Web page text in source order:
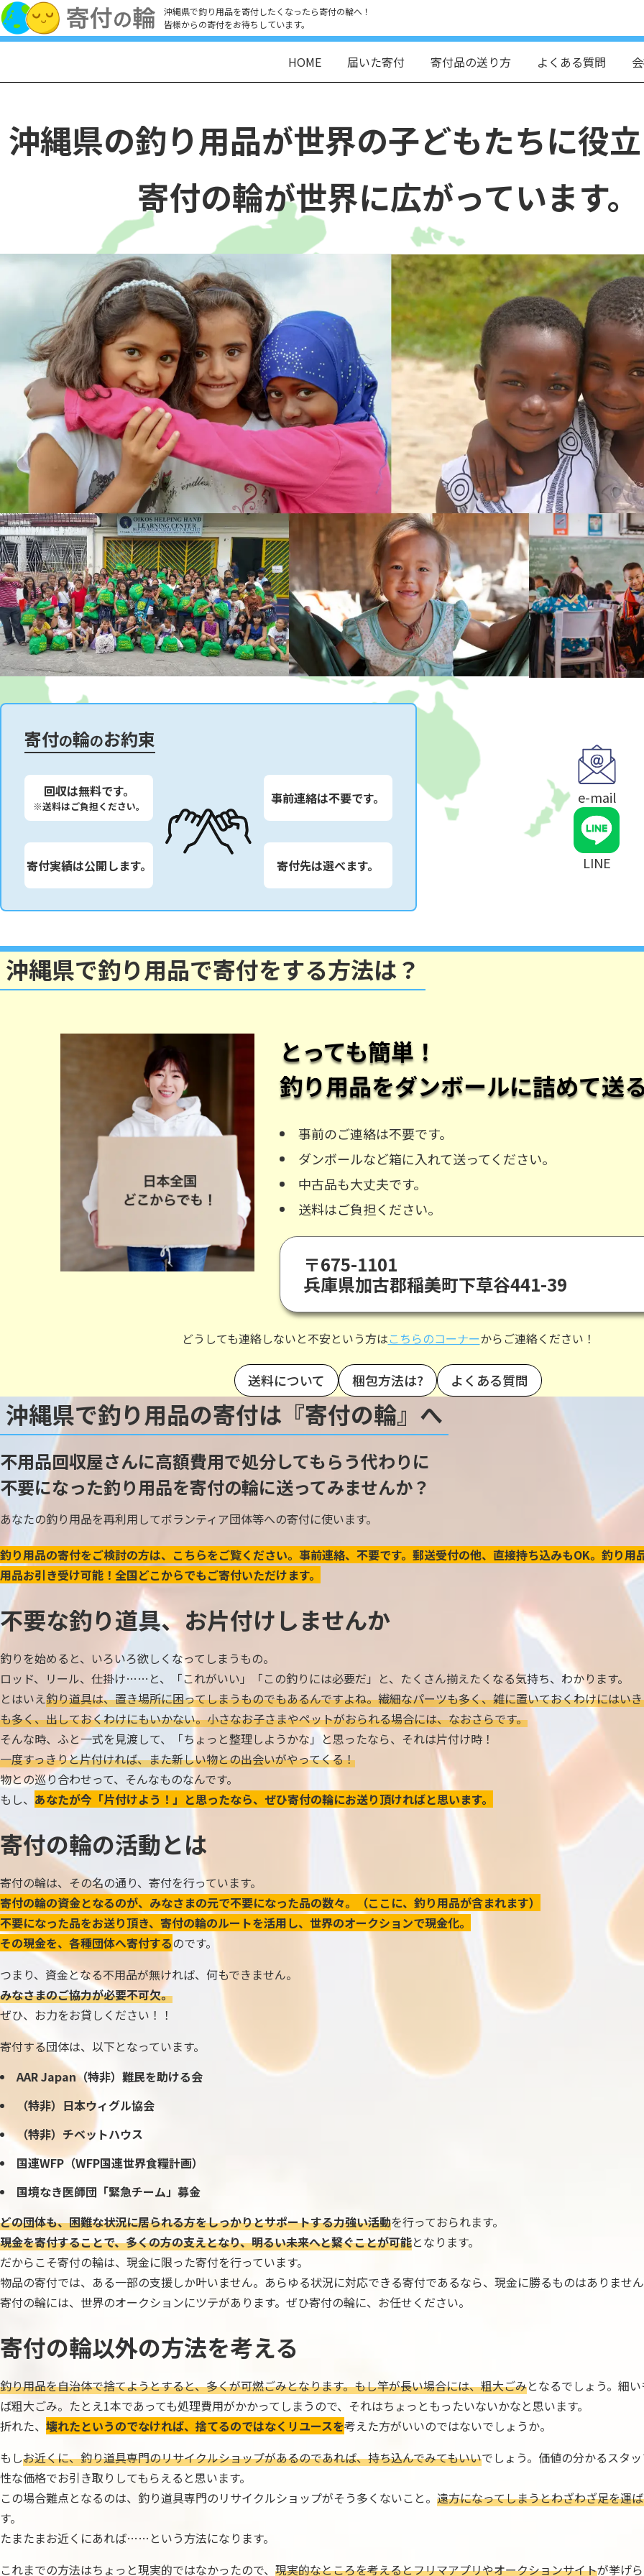
沖縄県で釣り用品を寄付したくなったら寄付の輪へ！
皆様からの寄付をお待ちしています。
HOME 届いた寄付 寄付品の送り方 よくある質問
沖縄県の釣り用品が世界の子どもたちに役
寄付の輪が世界に広がっています。
寄付の輪のお約束
回収は無料です。
※送料はご負担ください。 事前連絡は不要です。
寄付実績は公開します。 寄付先は選べます。
e-mail
LINE
沖縄県で釣り用品で寄付をする方法は？
とっても簡単！
釣り用品をダンボールに詰めて送
事前のご連絡は不要です。
ダンボールなど箱に入れて送ってください。
中古品も大丈夫です。
送料はご負担ください。
〒675-1101
兵庫県加古郡稲美町下草谷441-39
どうしても連絡しないと不安という方はこちらのコーナーからご連絡ください！
送料について 梱包方法は? よくある質問
沖縄県で釣り用品の寄付は『寄付の輪』へ
不用品回収屋さんに高額費用で処分してもらう代わりに
不要になった釣り用品を寄付の輪に送ってみませんか？
あなたの釣り用品を再利用してボランティア団体等への寄付に使います。
釣り用品の寄付をご検討の方は、こちらをご覧ください。事前連絡、不要です。郵送受付の他、直接持ち込みもOK。釣り用
用品お引き受け可能！全国どこからでもご寄付いただけます。
不要な釣り道具、お片付けしませんか
釣りを始めると、いろいろ欲しくなってしまうもの。
ロッド、リール、仕掛け……と、「これがいい」「この釣りには必要だ」と、たくさん揃えたくなる気持ち、わかります。
とはいえ釣り道具は、置き場所に困ってしまうものでもあるんですよね。繊細なパーツも多く、雑に置いておくわけにはい
も多く、出しておくわけにもいかない。小さなお子さまやペットがおられる場合には、なおさらです。
そんな時、ふと一式を見渡して、「ちょっと整理しようかな」と思ったなら、それは片付け時！
一度すっきりと片付ければ、また新しい物との出会いがやってくる！
物との巡り合わせって、そんなものなんです。
もし、 あなたが今「片付けよう！」と思ったなら、ぜひ寄付の輪にお送り頂ければと思います。
寄付の輪の活動とは
寄付の輪は、その名の通り、寄付を行っています。
寄付の輪の資金となるのが、みなさまの元で不要になった品の数々。（ここに、釣り用品が含まれます）
不要になった品をお送り頂き、寄付の輪のルートを活用し、世界のオークションで現金化。
その現金を、各種団体へ寄付するのです。
つまり、資金となる不用品が無ければ、何もできません。
みなさまのご協力が必要不可欠。
ぜひ、お力をお貸しください！！
寄付する団体は、以下となっています。
AAR Japan（特非）難民を助ける会
（特非）日本ウィグル協会
（特非）チベットハウス
国連WFP（WFP国連世界食糧計画）
国境なき医師団「緊急チーム」募金
どの団体も、困難な状況に居られる方をしっかりとサポートする力強い活動を行っておられます。
現金を寄付することで、多くの方の支えとなり、明るい未来へと繋ぐことが可能となります。
だからこそ寄付の輪は、現金に限った寄付を行っています。
物品の寄付では、ある一部の支援しか叶いません。あらゆる状況に対応できる寄付であるなら、現金に勝るものはありませ
寄付の輪には、世界のオークションにツテがあります。ぜひ寄付の輪に、お任せください。
寄付の輪以外の方法を考える
釣り用品を自治体で捨てようとすると、多くが可燃ごみとなります。もし竿が長い場合には、粗大ごみとなるでしょう。細
ば粗大ごみ。たとえ1本であっても処理費用がかかってしまうので、それはちょっともったいないかなと思います。
折れた、 壊れたというのでなければ、捨てるのではなくリユースを考えた方がいいのではないでしょうか。
もしお近くに、釣り道具専門のリサイクルショップがあるのであれば、持ち込んでみてもいいでしょう。価値の分かるスタ
性な価格でお引き取りしてもらえると思います。
この場合難点となるのは、釣り道具専門のリサイクルショップがそう多くないこと。 遠方になってしまうとわざわざ足を運
す。
たまたまお近くにあれば……という方法になります。
これまでの方法はちょっと現実的ではなかったので、 現実的なところを考えるとフリマアプリやオークションサイトが挙げ